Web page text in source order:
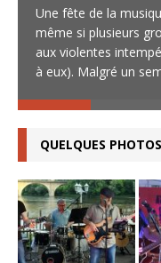
Une fête de la
même si plusieurs
aux violentes
à eux). Malgré un
QUELQUES PHOTOS